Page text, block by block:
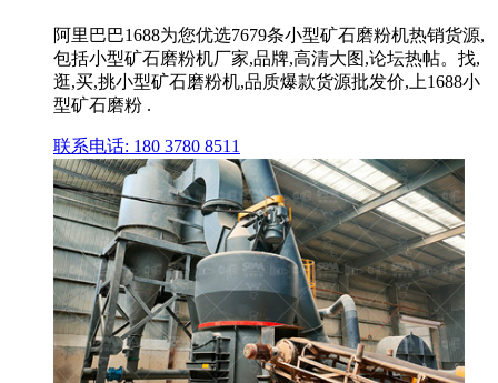
阿里巴巴1688为您优选7679条小型矿石磨粉机热销货源,
包括小型矿石磨粉机厂家,品牌,高清大图,论坛热帖。找,
逛,买,挑小型矿石磨粉机,品质爆款货源批发价,上1688小
型矿石磨粉 .
联系电话: 180 3780 8511